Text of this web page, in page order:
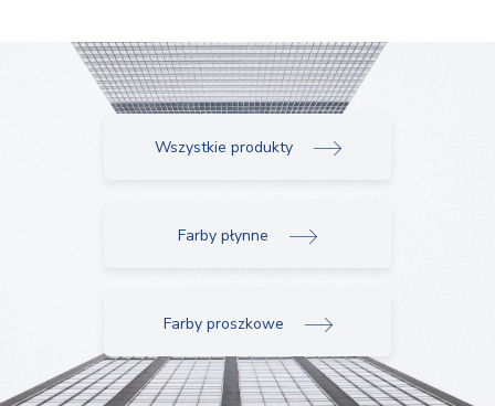
Wszystkie produkty
Farby płynne
Farby proszkowe